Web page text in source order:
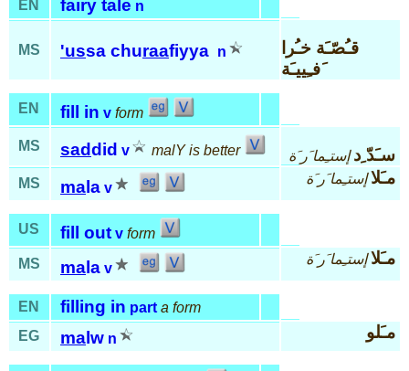
EN fairy tale n
MS 'ussa churaafiyya n
قـُصّـَة خـُرا
َفـِييـَة
EN fill in v form
MS saddid v malY is better سـَدّ ِد إستـِما َر َة
MS
ma la v
مـَلا إستـِما َر َة
US fill out v form
MS
ma la v
مـَلا إستـِما َر َة
EN filling in part a form
EG
ma lw n مـَلو